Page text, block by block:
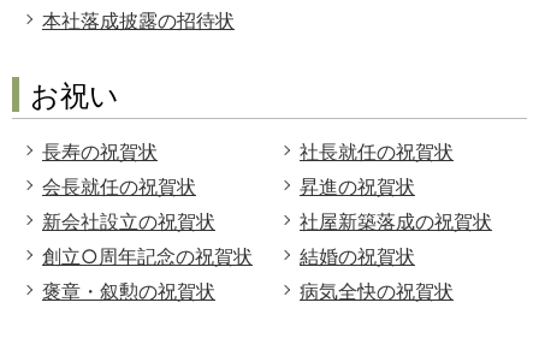
本社落成披露の招待状
お祝い
長寿の祝賀状
社長就任の祝賀状
会長就任の祝賀状
昇進の祝賀状
新会社設立の祝賀状
社屋新築落成の祝賀状
創立○周年記念の祝賀状
結婚の祝賀状
褒章・叙勲の祝賀状
病気全快の祝賀状